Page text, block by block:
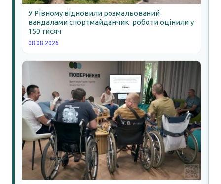
У Рівному відновили розмальований
вандалами спортмайданчик: роботи оцінили у
150 тисяч
08.08.2026